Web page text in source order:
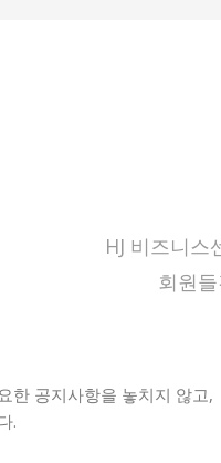
HJ 비즈니
회원
한 공지사항을 놓치지 않고,
.